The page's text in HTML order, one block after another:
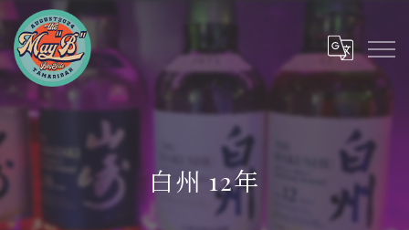
白州 12年